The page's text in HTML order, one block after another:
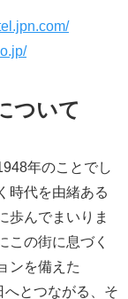
ついて
年のことでし
時代を由緒ある
歩んでまいりま
この街に息づく
ンを備えた
へとつながる、そ